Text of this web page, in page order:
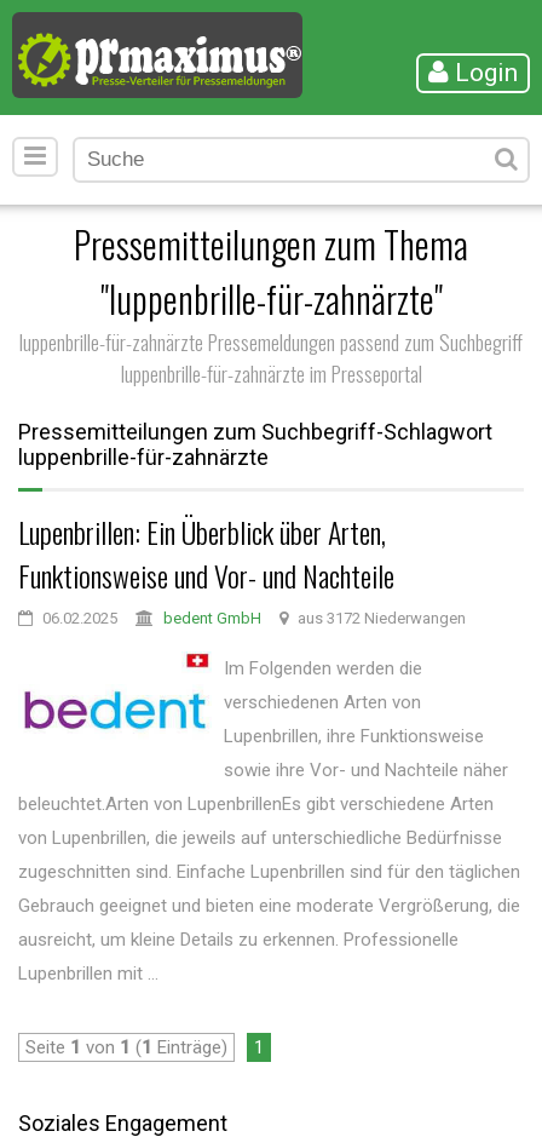
Login
Pressemitteilungen zum Thema
"luppenbrille-für-zahnärzte"
luppenbrille-für-zahnärzte Pressemeldungen passend zum Suchbegriff
luppenbrille-für-zahnärzte im Presseportal
Pressemitteilungen zum Suchbegriff-Schlagwort
luppenbrille-für-zahnärzte
Lupenbrillen: Ein Überblick über Arten,
Funktionsweise und Vor- und Nachteile
06.02.2025 bedent GmbH aus 3172 Niederwangen
Im Folgenden werden die
verschiedenen Arten von
Lupenbrillen, ihre Funktionsweise
sowie ihre Vor- und Nachteile näher
beleuchtet.Arten von LupenbrillenEs gibt verschiedene Arten
von Lupenbrillen, die jeweils auf unterschiedliche Bedürfnisse
zugeschnitten sind. Einfache Lupenbrillen sind für den täglichen
Gebrauch geeignet und bieten eine moderate Vergrößerung, die
ausreicht, um kleine Details zu erkennen. Professionelle
Lupenbrillen mit ...
Seite 1 von 1 (1 Einträge) 1
Soziales Engagement